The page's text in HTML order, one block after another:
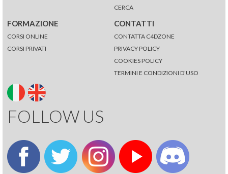
CERCA
FORMAZIONE
CORSI ONLINE
CORSI PRIVATI
CONTATTI
CONTATTA C4DZONE
PRIVACY POLICY
COOKIES POLICY
TERMINI E CONDIZIONI D'USO
FOLLOW US